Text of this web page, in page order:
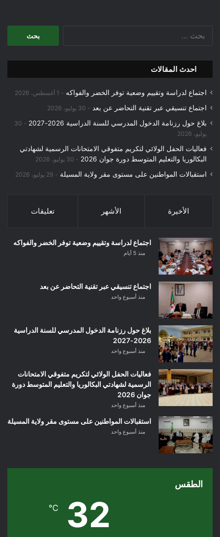
احدث المقالات
اجتماع لدراسة وتقييم وضعية توفر الخضر والفواكه 1 أغسطس، 2026
اجتماع تنسيقي عبر تقنية التحاضر عن بعد 30 يوليو، 2026
بلاغ حول رزنامة الدخول المدرسي للسنة الدراسية 2026-2027
30
يوليو، 2026
فعاليات الحفل الولائي لتكريم متفوقي الامتحانات الرسمية لشهادتي
البكالوريا والتعليم المتوسط دورة جوان 2026
30 يوليو، 2026
استقبالات المواطنين على مستوى مقر ولاية المسيلة 29 يوليو، 2026
الأخيرة الأشهر تعليقات
اجتماع لدراسة وتقييم وضعية توفر الخضر والفواكه
منذ 5 أيام
اجتماع تنسيقي عبر تقنية التحاضر عن بعد
منذ أسبوع واحد
بلاغ حول رزنامة الدخول المدرسي للسنة الدراسية
2026-2027
منذ أسبوع واحد
فعاليات الحفل الولائي لتكريم متفوقي الامتحانات
الرسمية لشهادتي البكالوريا والتعليم المتوسط دورة
جوان 2026
منذ أسبوع واحد
استقبالات المواطنين على مستوى مقر ولاية المسيلة
منذ أسبوع واحد
الطقس
32
℃